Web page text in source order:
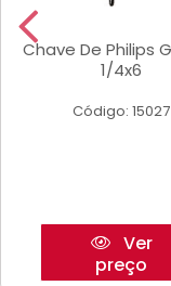
Chave De Philips
1/4x6
Código: 15027
Ver
preço